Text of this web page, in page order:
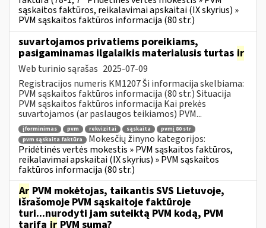
sąskaitos faktūros, reikalavimai apskaitai (IX skyrius) »
PVM sąskaitos faktūros informacija (80 str.)
suvartojamos privatiems poreikiams,
pasigaminamas ilgalaikis materialusis turtas ir
Web turinio sąrašas 2025-07-09
Registracijos numeris KM1207 Ši informacija skelbiama:
PVM sąskaitos faktūros informacija (80 str.) Situacija
PVM sąskaitos faktūros informacija Kai prekės
suvartojamos (ar paslaugos teikiamos) PVM...
įforminimas pvm rekvizitai sąskaita
pvmį 80 str
pvm sąskaita faktūra
Mokesčių žinyno kategorijos:
Pridėtinės vertės mokestis » PVM sąskaitos faktūros,
reikalavimai apskaitai (IX skyrius) » PVM sąskaitos
faktūros informacija (80 str.)
Ar PVM mokėtojas, taikantis SVS Lietuvoje,
išrašomoje PVM sąskaitoje faktūroje
turi...nurodyti jam suteiktą PVM kodą, PVM
tarifą ir PVM sumą?